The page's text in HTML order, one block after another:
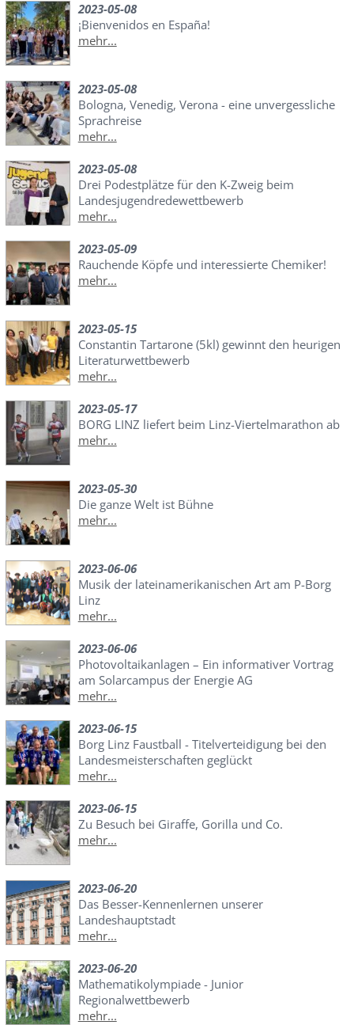
2023-05-08
¡Bienvenidos en España!
mehr...
2023-05-08
Bologna, Venedig, Verona - eine unvergessliche
Sprachreise
mehr...
2023-05-08
Drei Podestplätze für den K-Zweig beim
Landesjugendredewettbewerb
mehr...
2023-05-09
Rauchende Köpfe und interessierte Chemiker!
mehr...
2023-05-15
Constantin Tartarone (5kl) gewinnt den heurigen
Literaturwettbewerb
mehr...
2023-05-17
BORG LINZ liefert beim Linz-Viertelmarathon ab
mehr...
2023-05-30
Die ganze Welt ist Bühne
mehr...
2023-06-06
Musik der lateinamerikanischen Art am P-Borg
Linz
mehr...
2023-06-06
Photovoltaikanlagen – Ein informativer Vortrag
am Solarcampus der Energie AG
mehr...
2023-06-15
Borg Linz Faustball - Titelverteidigung bei den
Landesmeisterschaften geglückt
mehr...
2023-06-15
Zu Besuch bei Giraffe, Gorilla und Co.
mehr...
2023-06-20
Das Besser-Kennenlernen unserer
Landeshauptstadt
mehr...
2023-06-20
Mathematikolympiade - Junior
Regionalwettbewerb
mehr...